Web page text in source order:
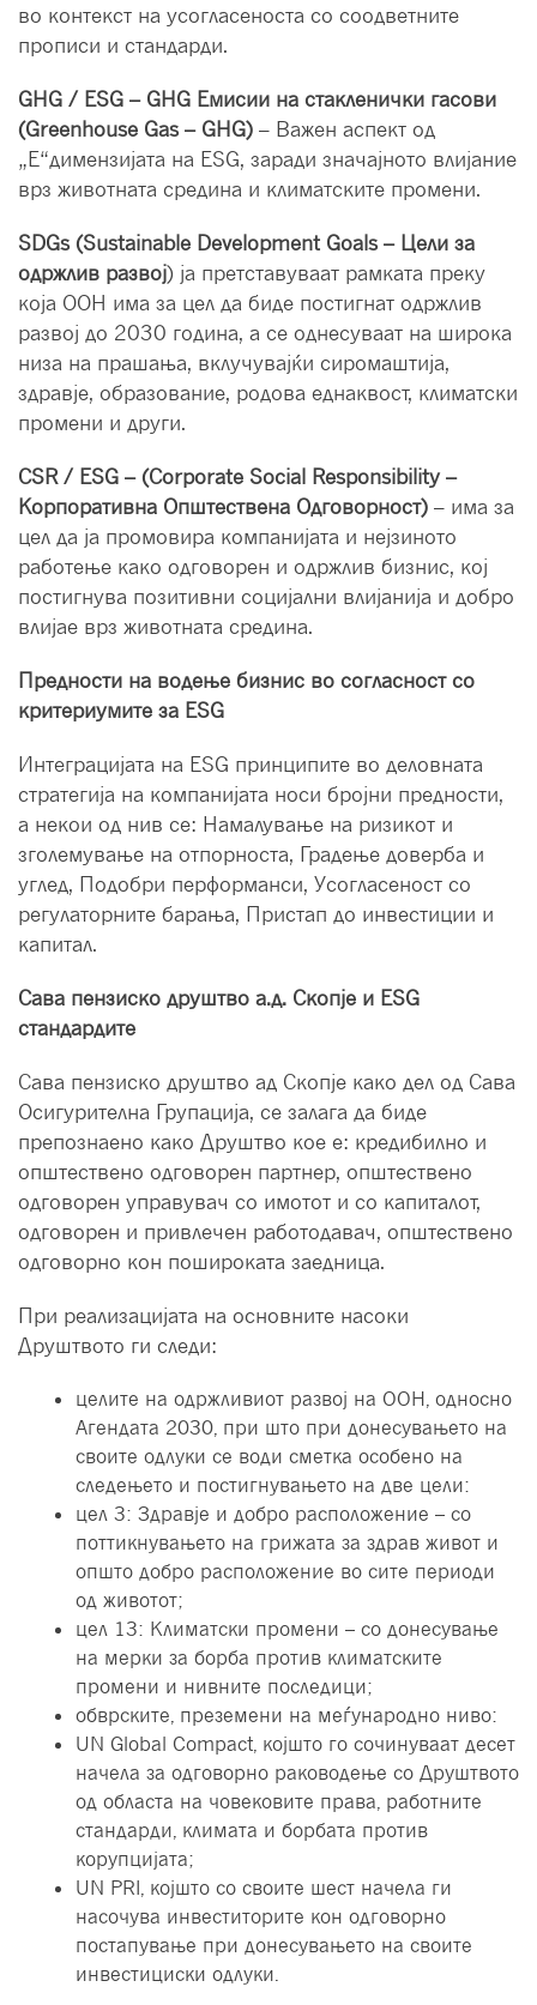
во контекст на усогласеноста со соодветните
прописи и стандарди.
GHG / ESG – GHG Емисии на стакленички гасови
(Greenhouse Gas – GHG) – Важен аспект од
„Е“димензијата на ESG, заради значајното влијание
врз животната средина и климатските промени.
SDGs (Sustainable Development Goals – Цели за
одржлив развој) ја претставуваат рамката преку
која ООН има за цел да биде постигнат одржлив
развој до 2030 година, а се однесуваат на широка
низа на прашања, вклучувајќи сиромаштија,
здравје, образование, родова еднаквост, климатски
промени и други.
CSR / ESG – (Corporate Social Responsibility –
Корпоративна Општествена Одговорност) – има за
цел да ја промовира компанијата и нејзиното
работење како одговорен и одржлив бизнис, кој
постигнува позитивни социјални влијанија и добро
влијае врз животната средина.
Предности на водење бизнис во согласност со
критериумите за ESG
Интеграцијата на ESG принципите во деловната
стратегија на компанијата носи бројни предности,
а некои од нив се: Намалување на ризикот и
зголемување на отпорноста, Градење доверба и
углед, Подобри перформанси, Усогласеност со
регулаторните барања, Пристап до инвестиции и
капитал.
Сава пензиско друштво а.д. Скопје и ESG
стандардите
Сава пензиско друштво ад Скопје како дел од Сава
Осигурителна Групација, се залага да биде
препознаено како Друштво кое е: кредибилно и
општествено одговорен партнер, општествено
одговорен управувач со имотот и со капиталот,
одговорен и привлечен работодавач, општествено
одговорно кон пошироката заедница.
При реализацијата на основните насоки
Друштвото ги следи:
целите на одржливиот развој на ООН, односно
Агендата 2030, при што при донесувањето на
своите одлуки се води сметка особено на
следењето и постигнувањето на две цели:
цел 3: Здравје и добро расположение – со
поттикнувањето на грижата за здрав живот и
општо добро расположение во сите периоди
од животот;
цел 13: Климатски промени – со донесување
на мерки за борба против климатските
промени и нивните последици;
обврските, преземени на меѓународно ниво:
UN Global Compact, којшто го сочинуваат десет
начела за одговорно раководење со Друштвото
од областа на човековите права, работните
стандарди, климата и борбата против
корупцијата;
UN PRI, којшто со своите шест начела ги
насочува инвеститорите кон одговорно
постапување при донесувањето на своите
инвестициски одлуки.